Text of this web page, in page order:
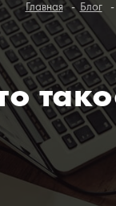
Главная Блог